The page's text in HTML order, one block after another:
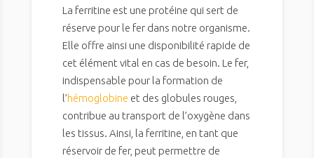
La ferritine est une protéine qui sert de
réserve pour le fer dans notre organisme.
Elle offre ainsi une disponibilité rapide de
cet élément vital en cas de besoin. Le fer,
indispensable pour la formation de
l’hémoglobine et des globules rouges,
contribue au transport de l’oxygène dans
les tissus. Ainsi, la ferritine, en tant que
réservoir de fer, peut permettre de